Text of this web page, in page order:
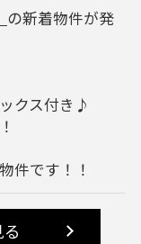
の新着物件が発
クス付き♪
件です！！